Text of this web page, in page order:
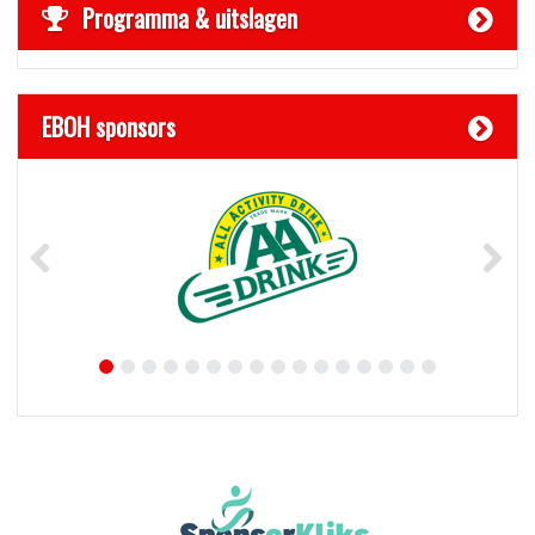
Programma & uitslagen
EBOH sponsors